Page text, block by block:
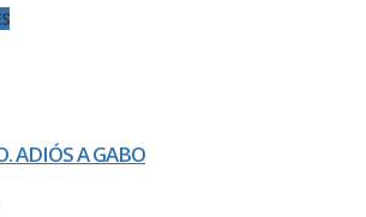
ADIÓS A GABO